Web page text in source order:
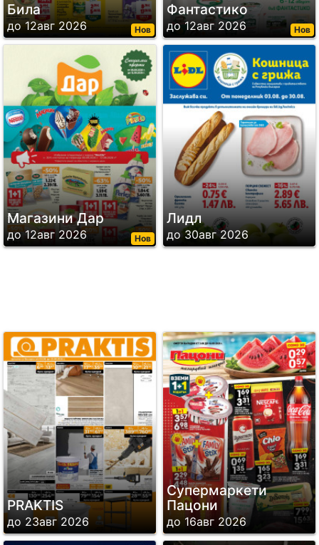
Нов
Била
до 12авг 2026 Нов
Фантастико
до 12авг 2026
Нов
Магазини Дар
до 12авг 2026
Лидл
до 30авг 2026
PRAKTIS
до 23авг 2026
Супермаркети
Пацони
до 16авг 2026